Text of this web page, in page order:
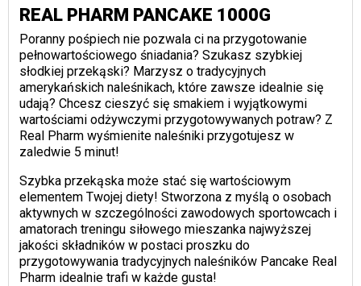
REAL PHARM PANCAKE 1000G
Poranny pośpiech nie pozwala ci na przygotowanie
pełnowartościowego śniadania? Szukasz szybkiej
słodkiej przekąski? Marzysz o tradycyjnych
amerykańskich naleśnikach, które zawsze idealnie się
udają? Chcesz cieszyć się smakiem i wyjątkowymi
wartościami odżywczymi przygotowywanych potraw? Z
Real Pharm wyśmienite naleśniki przygotujesz w
zaledwie 5 minut!
Szybka przekąska może stać się wartościowym
elementem Twojej diety! Stworzona z myślą o osobach
aktywnych w szczególności zawodowych sportowcach i
amatorach treningu siłowego mieszanka najwyższej
jakości składników w postaci proszku do
przygotowywania tradycyjnych naleśników Pancake Real
Pharm idealnie trafi w każde gusta!